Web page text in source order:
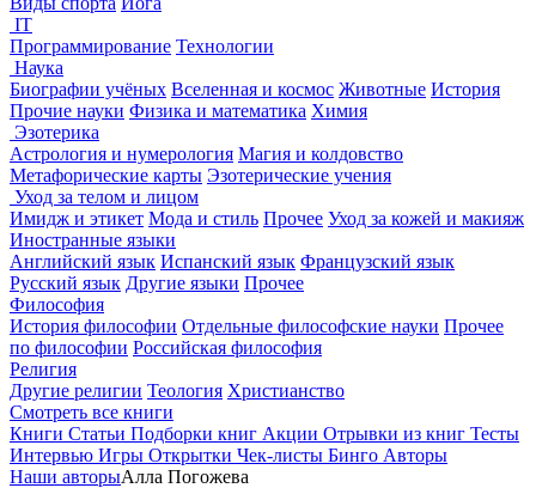
IT
Программирование Технологии
Наука
Биографии учёных Вселенная и космос Животные История
Прочие науки Физика и математика Химия
Эзотерика
Астрология и нумерология Магия и колдовство
Метафорические карты Эзотерические учения
Уход за телом и лицом
Имидж и этикет Мода и стиль Прочее Уход за кожей и макияж
Иностранные языки
Английский язык Испанский язык Французский язык
Русский язык Другие языки Прочее
Философия
История философии Отдельные философские науки Прочее
по философии Российская философия
Религия
Другие религии Теология Христианство
Смотреть все книги
Книги Статьи Подборки книг Акции Отрывки из книг Тесты
Интервью Игры Открытки Чек-листы Бинго Авторы
Наши авторыАлла Погожева